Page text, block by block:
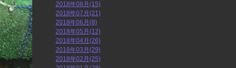
2018年08月(15)
2018年07月(21)
2018年06月(8)
2018年05月(12)
2018年04月(26)
2018年03月(29)
2018年02月(25)